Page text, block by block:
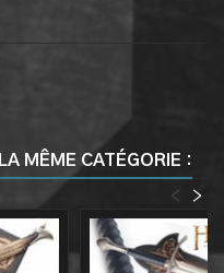
MÊME CATÉGORIE :
>
<